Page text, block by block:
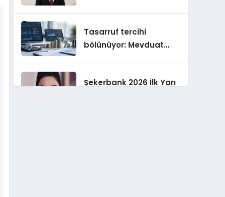
Tasarruf tercihi
bölünüyor: Mevduat
tutuyor
Şekerbank 2026 İlk Yarı